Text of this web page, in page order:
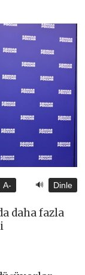
A- 🔊 Dinle
daha fazla